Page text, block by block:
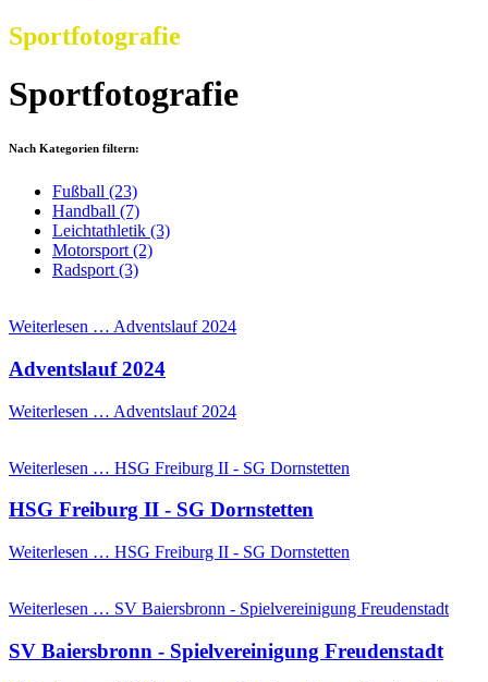
Sportfotografie
Sportfotografie
Nach Kategorien filtern:
Fußball (23)
Handball (7)
Leichtathletik (3)
Motorsport (2)
Radsport (3)
Weiterlesen … Adventslauf 2024
Adventslauf 2024
Weiterlesen … Adventslauf 2024
Weiterlesen … HSG Freiburg II - SG Dornstetten
HSG Freiburg II - SG Dornstetten
Weiterlesen … HSG Freiburg II - SG Dornstetten
Weiterlesen … SV Baiersbronn - Spielvereinigung Freudenstadt
SV Baiersbronn - Spielvereinigung Freudenstadt